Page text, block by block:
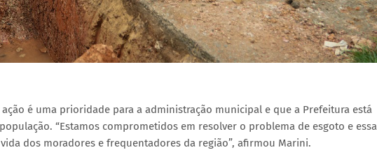
é uma prioridade para a administração municipal e que a Prefeitura está
“Estamos comprometidos em resolver o problema de esgoto e essa
dos moradores e frequentadores da região”, afirmou Marini.